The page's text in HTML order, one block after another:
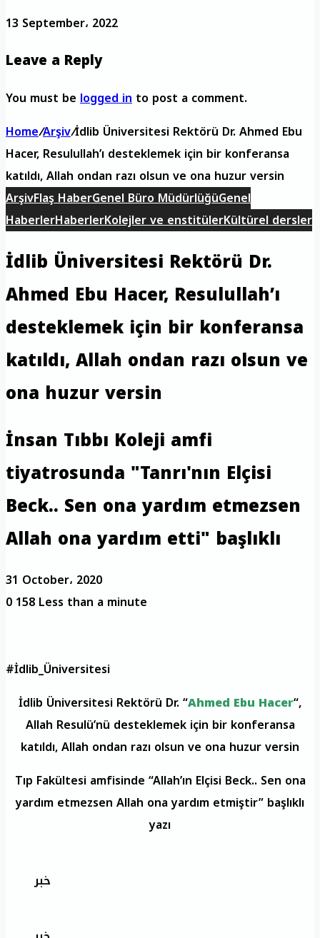
13 September، 2022
Leave a Reply
You must belogged into post a comment.
Home/Arşiv/İdlib Üniversitesi Rektörü Dr. Ahmed Ebu
Hacer, Resulullah’ı desteklemek için bir konferansa
katıldı, Allah ondan razı olsun ve ona huzur versin
ArşivFlaş HaberGenel Büro MüdürlüğüGenel
HaberlerHaberlerKolejler ve enstitülerKültürel dersler
İdlib Üniversitesi Rektörü Dr.
Ahmed Ebu Hacer, Resulullah’ı
desteklemek için bir konferansa
katıldı, Allah ondan razı olsun ve
ona huzur versin
İnsan Tıbbı Koleji amfi
tiyatrosunda "Tanrı'nın Elçisi
Beck.. Sen ona yardım etmezsen
Allah ona yardım etti" başlıklı
31 October، 2020
0158Less than a minute
#İdlib_Üniversitesi
İdlib Üniversitesi Rektörü Dr. “Ahmed Ebu Hacer“,
Allah Resulü’nü desteklemek için bir konferansa
katıldı, Allah ondan razı olsun ve ona huzur versin
Tıp Fakültesi amfisinde “Allah’ın Elçisi Beck.. Sen ona
yardım etmezsen Allah ona yardım etmiştir” başlıklı
yazı
خبر